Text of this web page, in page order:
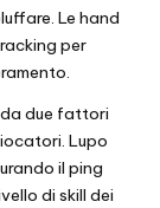
Le hand
per
due fattori
Lupo
il ping
di skill dei